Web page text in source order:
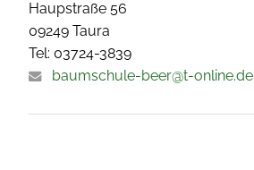
Haupstraße 56
09249 Taura
Tel: 03724-3839
baumschule-beer@t-online.de